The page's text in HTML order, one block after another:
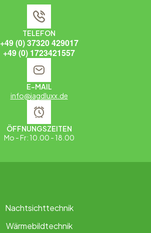
TELEFON
+49 (0) 37320 429017
+49 (0) 1723421557
E-MAIL
info@jagdluxx.de
ÖFFNUNGSZEITEN
Mo - Fr: 10.00 - 18.00
Nachtsichttechnik
Wärmebildtechnik